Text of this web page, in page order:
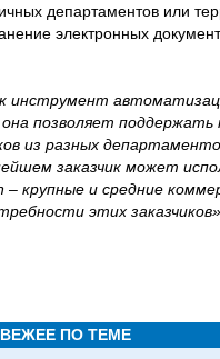
департаментов или
электронных
инструмент
позволяет поддержать
из разных
заказчик может
– крупные и средние
этих заказчиков»,
ПО ТЕМЕ